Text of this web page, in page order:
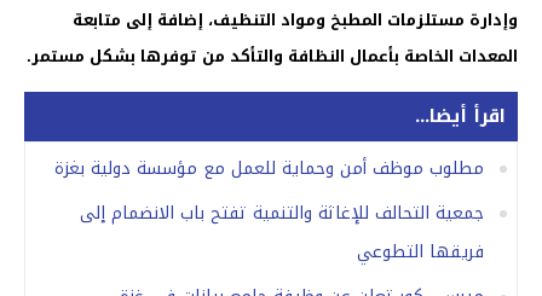
وإدارة مستلزمات المطبخ ومواد التنظيف، إضافة إلى متابعة
المعدات الخاصة بأعمال النظافة والتأكد من توفرها بشكل مستمر.
اقرأ أيضا...
مطلوب موظف أمن وحماية للعمل مع مؤسسة دولية بغزة
جمعية التحالف للإغاثة والتنمية تفتح باب الانضمام إلى
فريقها التطوعي